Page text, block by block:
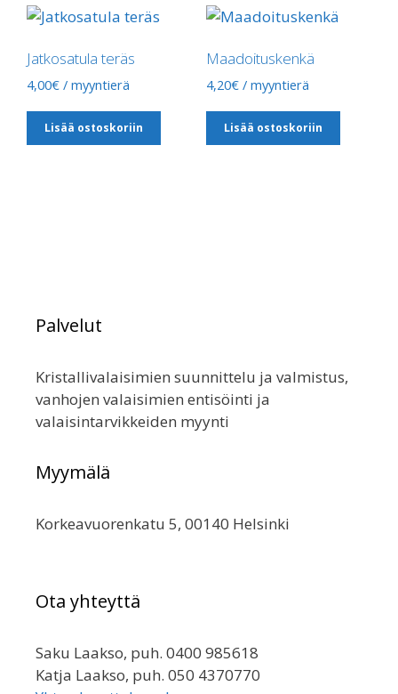
Jatkosatula teräs
4,00€ / myyntierä
Lisää ostoskoriin
Maadoituskenkä
4,20€ / myyntierä
Lisää ostoskoriin
Palvelut
Kristallivalaisimien suunnittelu ja valmistus,
vanhojen valaisimien entisöinti ja
valaisintarvikkeiden myynti
Myymälä
Korkeavuorenkatu 5, 00140 Helsinki
Ota yhteyttä
Saku Laakso, puh. 0400 985618
Katja Laakso, puh. 050 4370770